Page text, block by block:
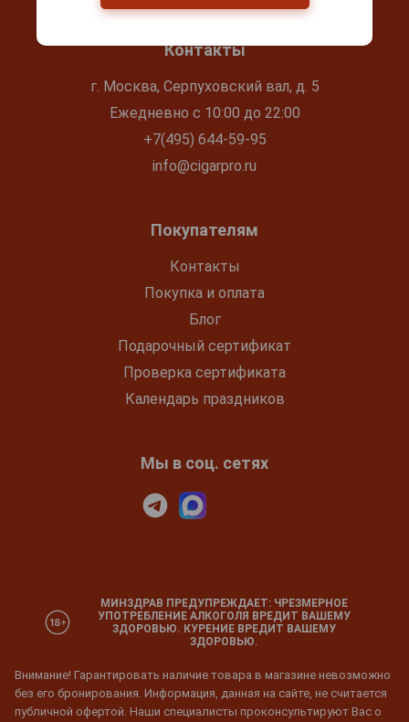
Контакты
г. Москва, Серпуховский вал, д. 5
Ежедневно с 10:00 до 22:00
+7(495) 644-59-95
info@cigarpro.ru
Покупателям
Контакты
Покупка и оплата
Блог
Подарочный сертификат
Проверка сертификата
Календарь праздников
Мы в соц. сетях
МИНЗДРАВ ПРЕДУПРЕЖДАЕТ: ЧРЕЗМЕРНОЕ
УПОТРЕБЛЕНИЕ АЛКОГОЛЯ ВРЕДИТ ВАШЕМУ
ЗДОРОВЬЮ. КУРЕНИЕ ВРЕДИТ ВАШЕМУ
ЗДОРОВЬЮ.
Внимание! Гарантировать наличие товара в магазине невозможно
без его бронирования. Информация, данная на сайте, не считается
публичной офертой. Наши специалисты проконсультируют Вас о